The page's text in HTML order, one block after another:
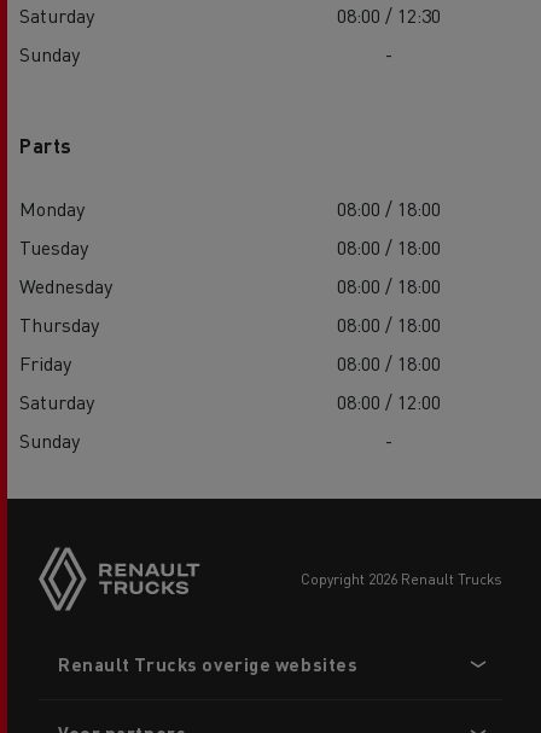
Saturday
08:00 / 12:30
Sunday
-
Parts
Monday
08:00 / 18:00
Tuesday
08:00 / 18:00
Wednesday
08:00 / 18:00
Thursday
08:00 / 18:00
Friday
08:00 / 18:00
Saturday
08:00 / 12:00
Sunday
-
copyright 2026 Renault Trucks
menu
Renault Trucks overige websites